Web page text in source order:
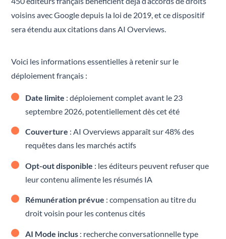
voisins avec Google depuis la loi de 2019, et ce dispositif
sera étendu aux citations dans AI Overviews.
Voici les informations essentielles à retenir sur le
déploiement français :
Date limite : déploiement complet avant le 23
septembre 2026, potentiellement dès cet été
Couverture : AI Overviews apparaît sur 48% des
requêtes dans les marchés actifs
Opt-out disponible : les éditeurs peuvent refuser que
leur contenu alimente les résumés IA
Rémunération prévue : compensation au titre du
droit voisin pour les contenus cités
AI Mode inclus : recherche conversationnelle type